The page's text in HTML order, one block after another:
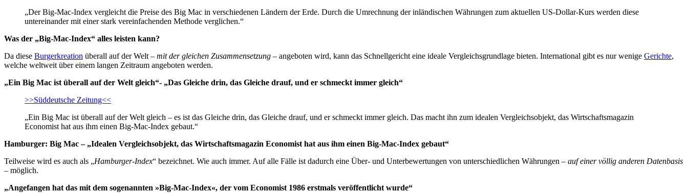
„Der Big-Mac-Index vergleicht die Preise des Big Mac in verschiedenen Ländern der Erde. Durch die Umrechnung der inländischen Währungen zum aktuellen US-Dollar-Kurs werden diese
untereinander mit einer stark vereinfachenden Methode verglichen.“
Was der „Big-Mac-Index“ alles leisten kann?
Da diese Burgerkreation überall auf der Welt – mit der gleichen Zusammensetzung – angeboten wird, kann das Schnellgericht eine ideale Vergleichsgrundlage bieten. International gibt es nur wenige Gerichte,
welche weltweit über einem langen Zeitraum angeboten werden.
„Ein Big Mac ist überall auf der Welt gleich“- „Das Gleiche drin, das Gleiche drauf, und er schmeckt immer gleich“
>>Süddeutsche Zeitung<<
„Ein Big Mac ist überall auf der Welt gleich – es ist das Gleiche drin, das Gleiche drauf, und er schmeckt immer gleich. Das macht ihn zum idealen Vergleichsobjekt, das Wirtschaftsmagazin
Economist hat aus ihm einen Big-Mac-Index gebaut.“
Hamburger: Big Mac – „Idealen Vergleichsobjekt, das Wirtschaftsmagazin Economist hat aus ihm einen Big-Mac-Index gebaut“
Teilweise wird es auch als „Hamburger-Index“ bezeichnet. Wie auch immer. Auf alle Fälle ist dadurch eine Über- und Unterbewertungen von unterschiedlichen Währungen – auf einer völlig anderen Datenbasis
– möglich.
„Angefangen hat das mit dem sogenannten »Big-Mac-Index«, der vom Economist 1986 erstmals veröffentlicht wurde“